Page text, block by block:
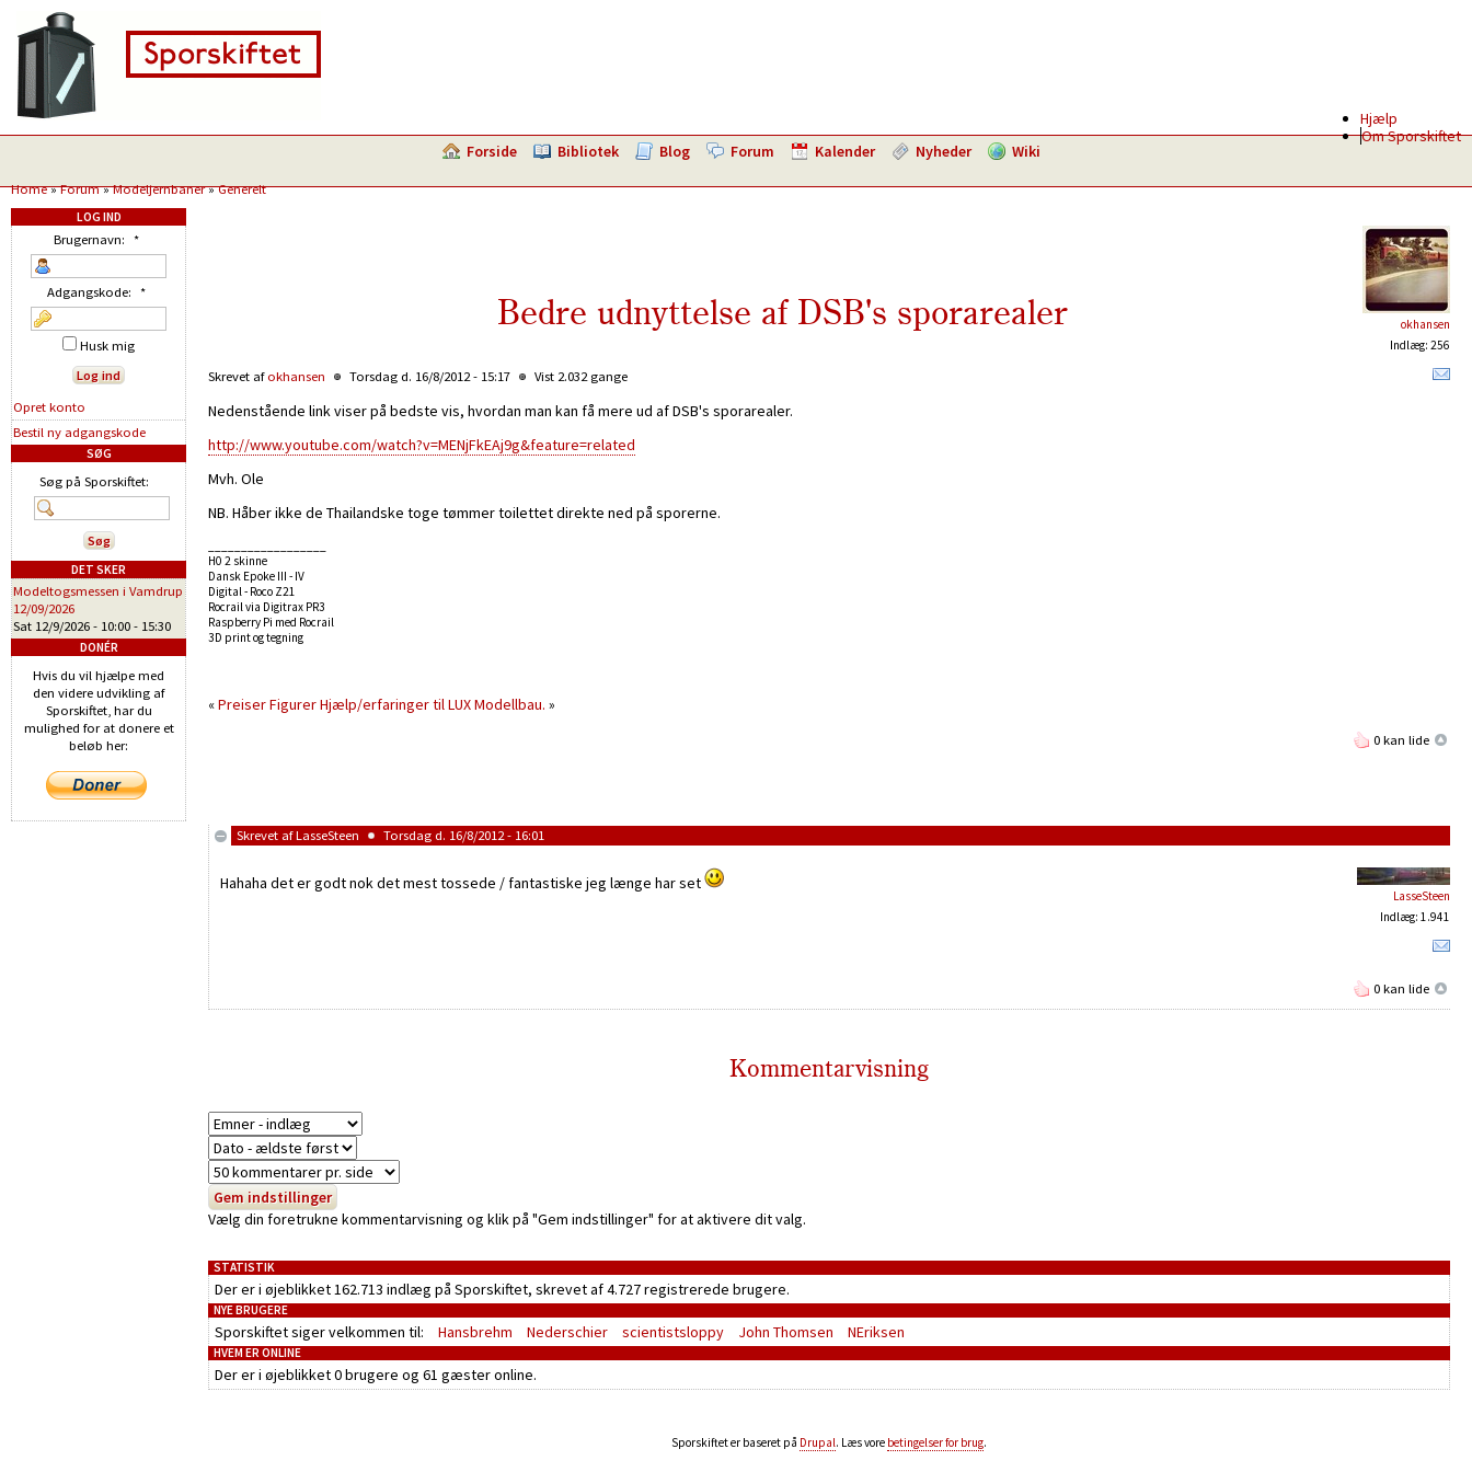
Hjælp
Om Sporskiftet
Forside Bibliotek Blog Forum Kalender Nyheder Wiki
Home»Forum»Modeljernbaner»Generelt
okhansen
Indlæg: 256
Bedre udnyttelse af DSB's sporarealer
Skrevet af okhansen Torsdag d. 16/8/2012 - 15:17 Vist 2.032 gange
Nedenstående link viser på bedste vis, hvordan man kan få mere ud af DSB's sporarealer.
http://www.youtube.com/watch?v=MENjFkEAj9g&feature=related
Mvh. Ole
NB. Håber ikke de Thailandske toge tømmer toilettet direkte ned på sporerne.
H0 2 skinne
Dansk Epoke III - IV
Digital - Roco Z21
Rocrail via Digitrax PR3
Raspberry Pi med Rocrail
3D print og tegning
«Preiser FigurerHjælp/erfaringer til LUX Modellbau. »
0 kan lide
Skrevet afLasseSteen Torsdag d. 16/8/2012 - 16:01
LasseSteen
Indlæg: 1.941
Hahaha det er godt nok det mest tossede / fantastiske jeg længe har set
0 kan lide
Kommentarvisning
Vælg din foretrukne kommentarvisning og klik på "Gem indstillinger" for at aktivere dit valg.
STATISTIK
Der er i øjeblikket 162.713 indlæg på Sporskiftet, skrevet af 4.727 registrerede brugere.
NYE BRUGERE
Sporskiftet siger velkommen til: Hansbrehm Nederschier scientistsloppy John Thomsen NEriksen
HVEM ER ONLINE
Der er i øjeblikket0 brugere og 61 gæsteronline.
Sporskiftet er baseret på Drupal. Læs vore betingelser for brug.
LOG IND
Brugernavn: *
Adgangskode: *
Husk mig
Opret konto
Bestil ny adgangskode
SØG
Søg på Sporskiftet:
DET SKER
Modeltogsmessen i Vamdrup
12/09/2026
Sat 12/9/2026 - 10:00 - 15:30
DONÉR
Hvis du vil hjælpe med
den videre udvikling af
Sporskiftet, har du
mulighed for at donere et
beløb her: